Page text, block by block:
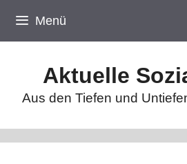
Inhalt
springen
Menü
Aktuelle
Aus den Tiefen und